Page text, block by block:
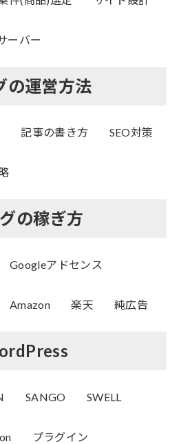
ーバー
の運営方法
記事の書き方 SEO対策
の稼ぎ方
Googleアドセンス
Amazon 楽天 純広告
SANGO SWELL
プラグイン